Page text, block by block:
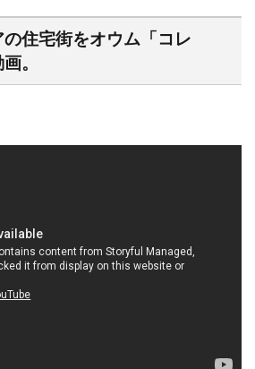
住宅街をオウム「コレ
。